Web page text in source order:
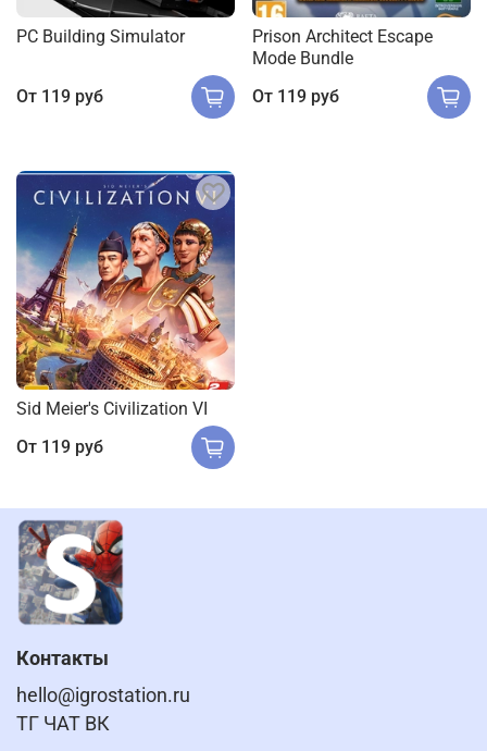
PC Building Simulator
От 119 руб
Prison Architect Escape
Mode Bundle
От 119 руб
Sid Meier's Civilization VI
От 119 руб
Контакты
hello@igrostation.ru
ТГ ЧАТ ВК